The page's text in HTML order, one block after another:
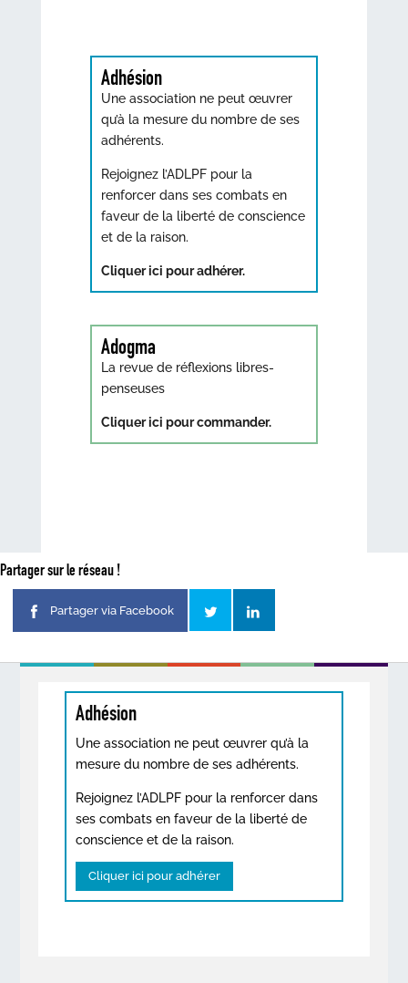
Adhésion
Une association ne peut œuvrer
qu’à la mesure du nombre de ses
adhérents.
Rejoignez l’ADLPF pour la
renforcer dans ses combats en
faveur de la liberté de conscience
et de la raison.
Cliquer ici pour adhérer.
Adogma
La revue de réflexions libres-
penseuses
Cliquer ici pour commander.
Partager sur le réseau !
Partager via Facebook
Adhésion
Une association ne peut œuvrer qu’à la
mesure du nombre de ses adhérents.
Rejoignez l’ADLPF pour la renforcer dans
ses combats en faveur de la liberté de
conscience et de la raison.
Cliquer ici pour adhérer